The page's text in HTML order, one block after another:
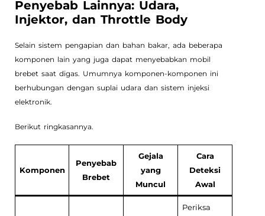
Penyebab Lainnya: Udara,
Injektor, dan Throttle Body
Selain sistem pengapian dan bahan bakar, ada beberapa
komponen lain yang juga dapat menyebabkan mobil
brebet saat digas. Umumnya komponen-komponen ini
berhubungan dengan suplai udara dan sistem injeksi
elektronik.
Berikut ringkasannya.
Komponen
Penyebab
Brebet
Gejala
yang
Muncul
Cara
Deteksi
Awal
Periksa